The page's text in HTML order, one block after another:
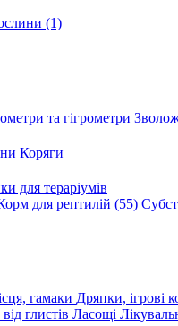
(1)
та гігрометри
Коряги
для тераріумів
для рептилій (55)
гамаки Дряпки, ігрові
глистів Ласощі